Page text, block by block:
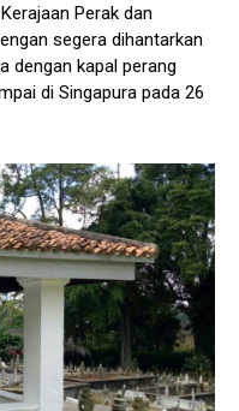
Perak dan
segera dihantarkan
dengan kapal perang
di Singapura pada 26